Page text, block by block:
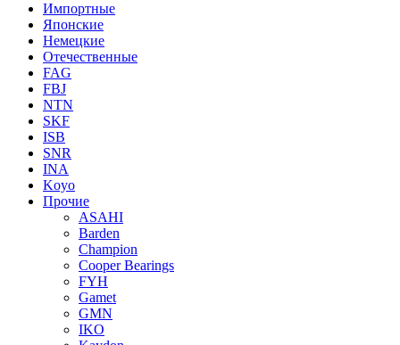
Импортные
Японские
Немецкие
Отечественные
FAG
FBJ
NTN
SKF
ISB
SNR
INA
Koyo
Прочие
ASAHI
Barden
Champion
Cooper Bearings
FYH
Gamet
GMN
IKO